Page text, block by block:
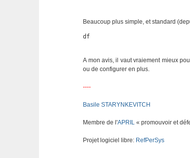
Beaucoup plus simple, et standard
df
A mon avis, il vaut vraiement mieux
ou de configurer en plus.
----
Basile STARYNKEVITCH
Membre de l'APRIL « promouvoir et
Projet logiciel libre: RefPerSys